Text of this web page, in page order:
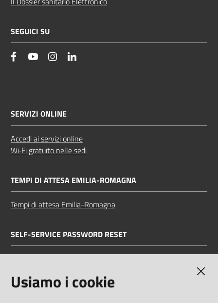
SEGUICI SU
facebookYouTube Instagram
SERVIZI ONLINE
Accedi ai servizi online
Wi‑Fi gratuito nelle sedi
TEMPI DI ATTESA EMILIA-ROMAGNA
Tempi di attesa Emilia-Romagna
SELF-SERVICE PASSWORD RESET
Usiamo i cookie